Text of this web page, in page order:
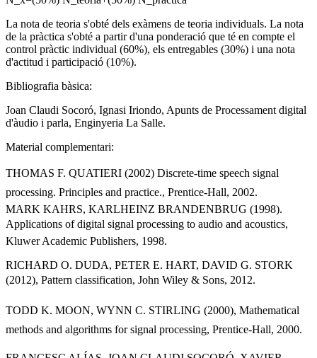
La nota de teoria s'obté dels exàmens de teoria individuals. La nota
de la pràctica s'obté a partir d'una ponderació que té en compte el
control pràctic individual (60%), els entregables (30%) i una nota
d'actitud i participació (10%).
Bibliografia bàsica:
Joan Claudi Socoró, Ignasi Iriondo, Apunts de Processament digital
d'àudio i parla, Enginyeria La Salle.
Material complementari:
THOMAS F. QUATIERI (2002) Discrete-time speech signal
processing. Principles and practice., Prentice-Hall, 2002.
MARK KAHRS, KARLHEINZ BRANDENBRUG (1998).
Applications of digital signal processing to audio and acoustics,
Kluwer Academic Publishers, 1998.
RICHARD O. DUDA, PETER E. HART, DAVID G. STORK
(2012), Pattern classification, John Wiley & Sons, 2012.
TODD K. MOON, WYNN C. STIRLING (2000), Mathematical
methods and algorithms for signal processing, Prentice-Hall, 2000.